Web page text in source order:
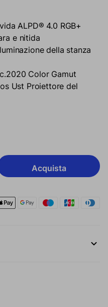
ALPD® 4.0 RGB+
e nitida
della stanza
Color Gamut
Ust Proiettore del
più fluido
di Bowers & Wilkins
Acquista
ora